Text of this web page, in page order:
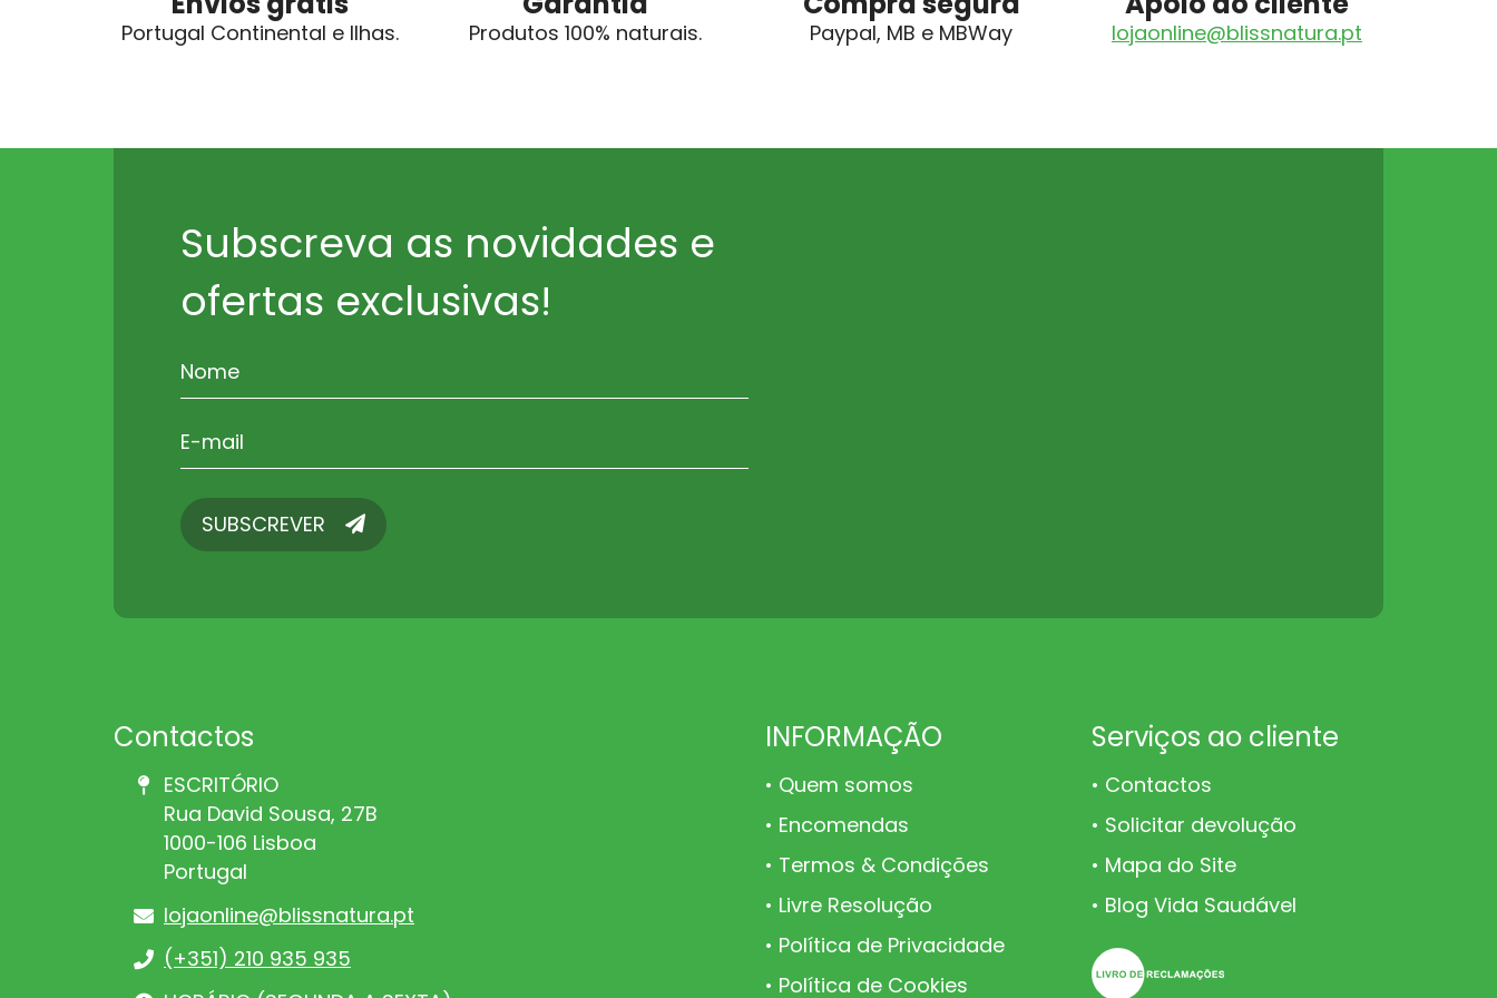
Portugal Continental e Ilhas. Produtos 100% naturais. Paypal, MB e MBWay lojaonline@blissnatura.pt
Subscreva as novidades e
ofertas exclusivas!
SUBSCREVER
SUBSCREVER
Contactos
ESCRITÓRIO
Rua David Sousa, 27B
1000-106 Lisboa
Portugal
lojaonline@blissnatura.pt
(+351) 210 935 935
INFORMAÇÃO
Quem somos
Encomendas
Termos & Condições
Livre Resolução
Política de Privacidade
Política de Cookies
Serviços ao cliente
Contactos
Solicitar devolução
Mapa do Site
Blog Vida Saudável